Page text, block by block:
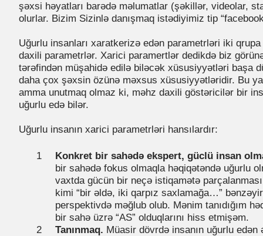
şəxsi həyatları barədə məlumatlar (şəkillər, videolar,
olurlar. Bizim Sizinlə danışmaq istədiyimiz tip
Uğurlu insanları xaratkerizə edən parametrləri iki
daxili parametrlər. Xarici paramertlər dedikdə biz
tərəfindən müşahidə edilə biləcək xüsusiyyətləri başa
daha çox şəxsin özünə məxsus xüsusiyyətləridir. Bu
amma unutmaq olmaz ki, məhz daxili göstəricilər bir
uğurlu edə bilər.
Uğurlu insanın xarici parametrləri hansılardır:
Konkret bir sahədə ekspert, güclü insan
bir sahədə fokus olmaqla həqiqətəndə uğurlu
vaxtda gücün bir neçə istiqamətə
kimi “bir əldə, iki qarpız saxlamağa…”
perspektivdə məğlub olub. Mənim tanıdığım
bir sahə üzrə “AS” olduqlarını hiss etmişəm.
Tanınmaq. Müasir dövrdə insanın uğurlu